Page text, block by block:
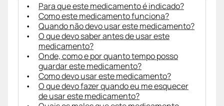
Para que este medicamento é indicado?
Como este medicamento funciona?
Quando não devo usar este medicamento?
O que devo saber antes de usar este
medicamento?
Onde, como e por quanto tempo posso
guardar este medicamento?
Como devo usar este medicamento?
O que devo fazer quando eu me esquecer
de usar este medicamento?